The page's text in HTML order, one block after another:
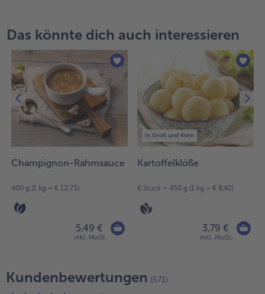
Das könnte dich auch interessieren
Champignon-Rahmsauce
400 g (1 kg = € 13,73)
5,49 €
inkl. MwSt.
In Groß und Klein
Kartoffelklöße
6 Stück = 450 g (1 kg = € 8,42)
3,79 €
inkl. MwSt.
Kundenbewertungen (571)